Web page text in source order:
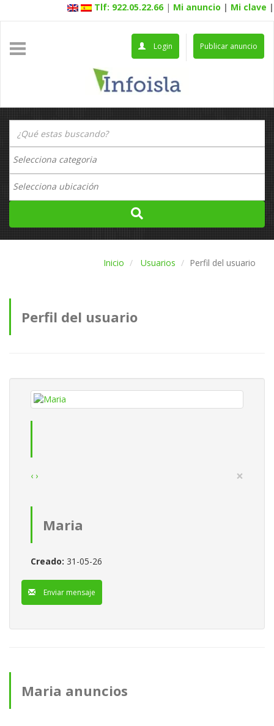
Tlf: 922.05.22.66 | Mi anuncio | Mi clave |
Publicar anuncio
Login
Inicio Usuarios Perfil del usuario
Perfil del usuario
‹ › ×
Maria
Creado: 31-05-26
Enviar mensaje
Maria anuncios